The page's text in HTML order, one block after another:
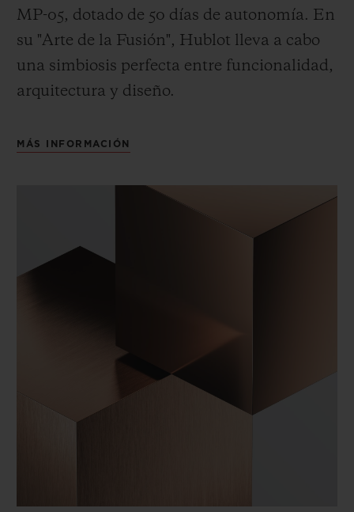
MP-05, dotado de 50 días de autonomía. En
su "Arte de la Fusión", Hublot lleva a cabo
una simbiosis perfecta entre funcionalidad,
arquitectura y diseño.
MÁS INFORMACIÓN